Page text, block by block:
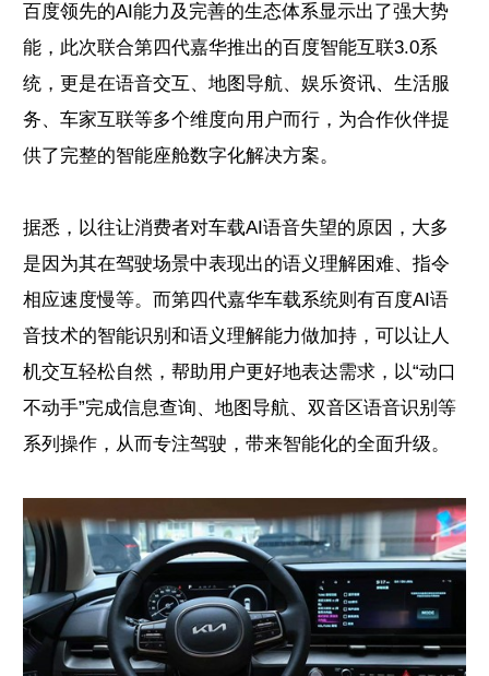
百度领先的AI能力及完善的生态体系显示出了强大势
能，此次联合第四代嘉华推出的百度智能互联3.0系
统，更是在语音交互、地图导航、娱乐资讯、生活服
务、车家互联等多个维度向用户而行，为合作伙伴提
供了完整的智能座舱数字化解决方案。
据悉，以往让消费者对车载AI语音失望的原因，大多
是因为其在驾驶场景中表现出的语义理解困难、指令
相应速度慢等。而第四代嘉华车载系统则有百度AI语
音技术的智能识别和语义理解能力做加持，可以让人
机交互轻松自然，帮助用户更好地表达需求，以“动口
不动手”完成信息查询、地图导航、双音区语音识别等
系列操作，从而专注驾驶，带来智能化的全面升级。